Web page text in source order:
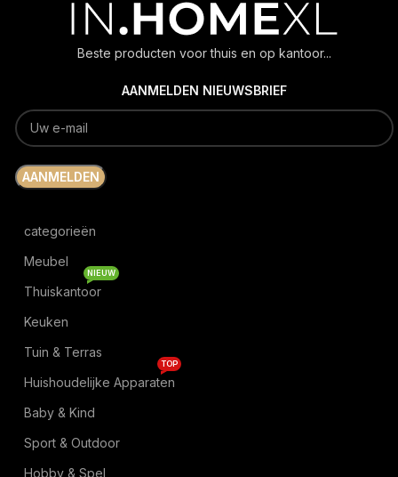
Beste producten voor thuis en op kantoor...
AANMELDEN NIEUWSBRIEF
categorieën
Meubel
Thuiskantoor
NIEUW
Keuken
Tuin & Terras
Huishoudelijke Apparaten
TOP
Baby & Kind
Sport & Outdoor
Hobby & Spel